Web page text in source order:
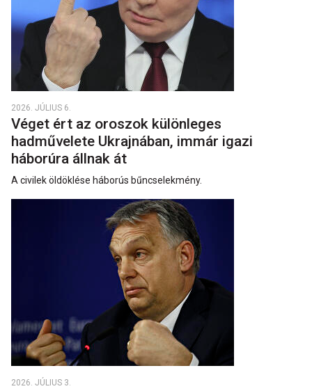
2026. JÚLIUS 6.
Véget ért az oroszok különleges
hadművelete Ukrajnában, immár igazi
háborúra állnak át
A civilek öldöklése háborús bűncselekmény.
2026. JÚLIUS 3.